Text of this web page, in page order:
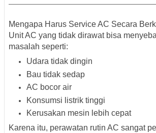
Mengapa Harus Service AC Secara
Unit AC yang tidak dirawat bisa
masalah seperti:
Udara tidak dingin
Bau tidak sedap
AC bocor air
Konsumsi listrik tinggi
Kerusakan mesin lebih cepat
Karena itu, perawatan rutin AC sangat